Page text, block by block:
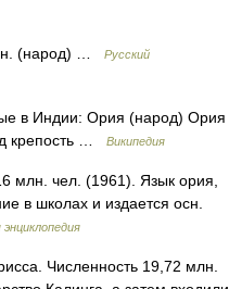
(народ) …
Русский
в Индии: Ория (народ) Ория
крепость …
Википедия
млн. чел. (1961). Язык ория,
в школах и издается осн.
Численность 19,72 млн.